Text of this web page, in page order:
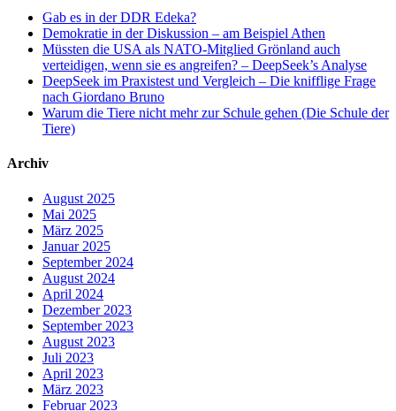
Gab es in der DDR Edeka?
Demokratie in der Diskussion – am Beispiel Athen
Müssten die USA als NATO-Mitglied Grönland auch
verteidigen, wenn sie es angreifen? – DeepSeek’s Analyse
DeepSeek im Praxistest und Vergleich – Die knifflige Frage
nach Giordano Bruno
Warum die Tiere nicht mehr zur Schule gehen (Die Schule der
Tiere)
Archiv
August 2025
Mai 2025
März 2025
Januar 2025
September 2024
August 2024
April 2024
Dezember 2023
September 2023
August 2023
Juli 2023
April 2023
März 2023
Februar 2023